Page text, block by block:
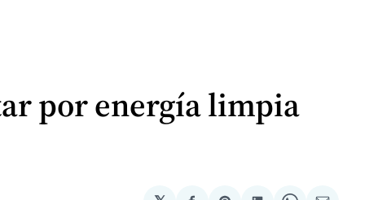
por energía limpia